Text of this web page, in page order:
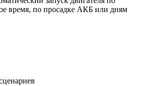
время, по просадке АКБ или дням